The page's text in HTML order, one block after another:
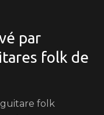
par
folk de
folk